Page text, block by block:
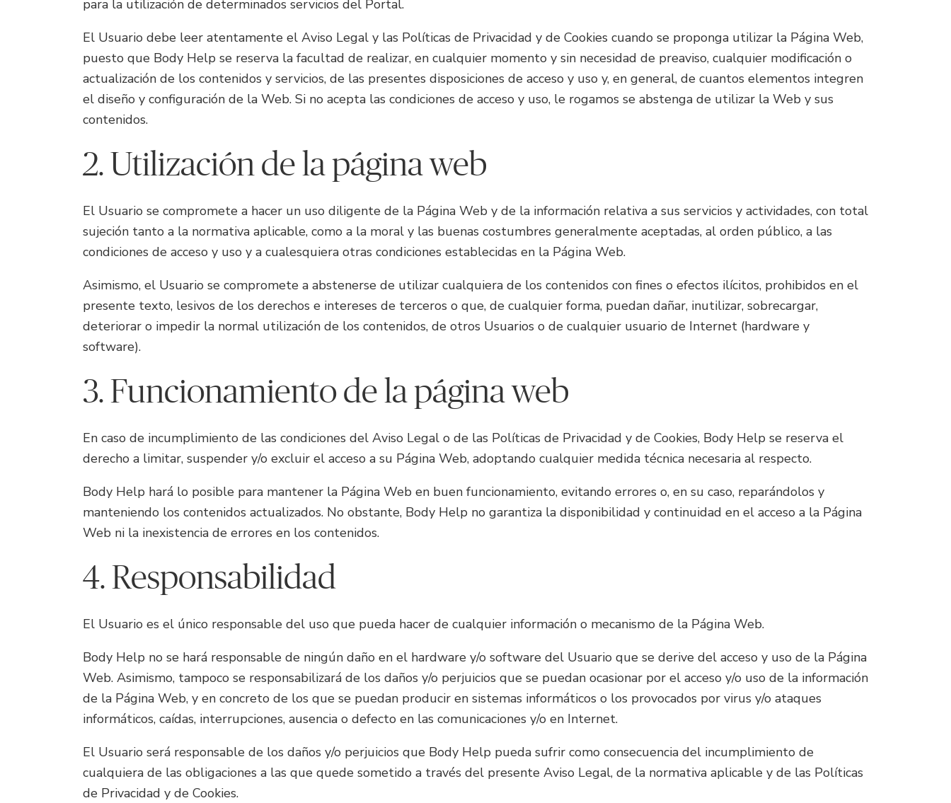
para la utilización de determinados servicios del Portal.
El Usuario debe leer atentamente el Aviso Legal y las Políticas de Privacidad y de Cookies cuando se proponga utilizar la Página Web,
puesto que Body Help se reserva la facultad de realizar, en cualquier momento y sin necesidad de preaviso, cualquier modificación o
actualización de los contenidos y servicios, de las presentes disposiciones de acceso y uso y, en general, de cuantos elementos integren
el diseño y configuración de la Web. Si no acepta las condiciones de acceso y uso, le rogamos se abstenga de utilizar la Web y sus
contenidos.
2. Utilización de la página web
El Usuario se compromete a hacer un uso diligente de la Página Web y de la información relativa a sus servicios y actividades, con total
sujeción tanto a la normativa aplicable, como a la moral y las buenas costumbres generalmente aceptadas, al orden público, a las
condiciones de acceso y uso y a cualesquiera otras condiciones establecidas en la Página Web.
Asimismo, el Usuario se compromete a abstenerse de utilizar cualquiera de los contenidos con fines o efectos ilícitos, prohibidos en el
presente texto, lesivos de los derechos e intereses de terceros o que, de cualquier forma, puedan dañar, inutilizar, sobrecargar,
deteriorar o impedir la normal utilización de los contenidos, de otros Usuarios o de cualquier usuario de Internet (hardware y
software).
3. Funcionamiento de la página web
En caso de incumplimiento de las condiciones del Aviso Legal o de las Políticas de Privacidad y de Cookies, Body Help se reserva el
derecho a limitar, suspender y/o excluir el acceso a su Página Web, adoptando cualquier medida técnica necesaria al respecto.
Body Help hará lo posible para mantener la Página Web en buen funcionamiento, evitando errores o, en su caso, reparándolos y
manteniendo los contenidos actualizados. No obstante, Body Help no garantiza la disponibilidad y continuidad en el acceso a la Página
Web ni la inexistencia de errores en los contenidos.
4. Responsabilidad
El Usuario es el único responsable del uso que pueda hacer de cualquier información o mecanismo de la Página Web.
Body Help no se hará responsable de ningún daño en el hardware y/o software del Usuario que se derive del acceso y uso de la Página
Web. Asimismo, tampoco se responsabilizará de los daños y/o perjuicios que se puedan ocasionar por el acceso y/o uso de la información
de la Página Web, y en concreto de los que se puedan producir en sistemas informáticos o los provocados por virus y/o ataques
informáticos, caídas, interrupciones, ausencia o defecto en las comunicaciones y/o en Internet.
El Usuario será responsable de los daños y/o perjuicios que Body Help pueda sufrir como consecuencia del incumplimiento de
cualquiera de las obligaciones a las que quede sometido a través del presente Aviso Legal, de la normativa aplicable y de las Políticas
de Privacidad y de Cookies.